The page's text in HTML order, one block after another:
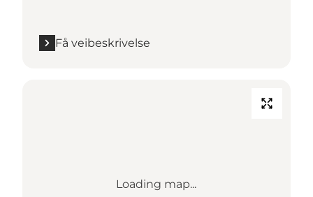
Få veibeskrivelse
Loading map...